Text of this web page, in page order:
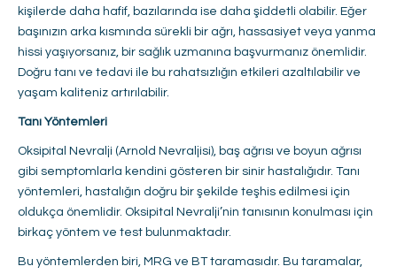
kişilerde daha hafif, bazılarında ise daha şiddetli olabilir. Eğer
başınızın arka kısmında sürekli bir ağrı, hassasiyet veya yanma
hissi yaşıyorsanız, bir sağlık uzmanına başvurmanız önemlidir.
Doğru tanı ve tedavi ile bu rahatsızlığın etkileri azaltılabilir ve
yaşam kaliteniz artırılabilir.
Tanı Yöntemleri
Oksipital Nevralji (Arnold Nevraljisi), baş ağrısı ve boyun ağrısı
gibi semptomlarla kendini gösteren bir sinir hastalığıdır. Tanı
yöntemleri, hastalığın doğru bir şekilde teşhis edilmesi için
oldukça önemlidir. Oksipital Nevralji’nin tanısının konulması için
birkaç yöntem ve test bulunmaktadır.
Bu yöntemlerden biri, MRG ve BT taramasıdır. Bu taramalar,